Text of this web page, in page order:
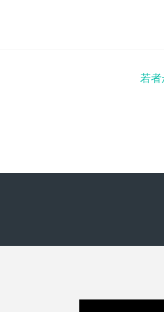
若